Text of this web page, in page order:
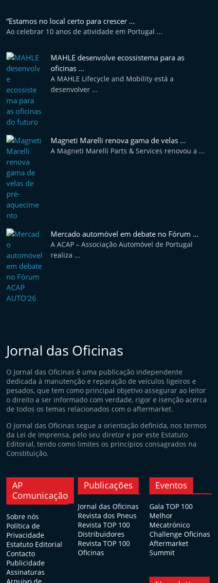
“Estamos no local certo para crescer ...
Ao celebrar 10 anos de atividade em Portugal ...
MAHLE desenvolve ecossistema para as
oficinas ...
A MAHLE Lifecycle and Mobility está a
desenvolver ...
Magneti Marelli renova gama de velas ...
A Magneti Marelli Parts & Services renovou a ...
Mercado automóvel em debate no Fórum ...
A ACAP – Associação Automóvel de Portugal
realiza ...
Jornal das Oficinas
O Jornal das Oficinas é uma publicação independente
dedicada à manutenção e reparação de veículos ligeiros e
pesados, que tem como principal objetivo assegurar ao leitor
o direito a ser informado com verdade, rigor e isenção acerca
de todos os temas relacionados com o aftermarket.
O Jornal das Oficinas segue a orientação definida, nos termos
da Lei de Imprensa, pelo seu diretor e por este Estatuto
Editorial, tendo como limites os princípios consagrados na
Constituição.
AP
Comunicação
Sobre nós
Política de
Privacidade
Estatuto Editorial
Contacto
Publicidade
Assinaturas
Publicações
Jornal das Oficinas
Revista dos Pneus
Revista TOP 100
Distribuidores
Revista TOP 100
Oficinas
Eventos
Gala TOP 100
Melhor
Mecatrónico
Challenge Oficinas
Aftermarket
Summit